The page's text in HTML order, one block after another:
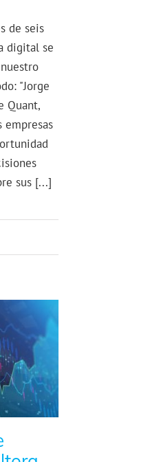
de seis
digital se
"Jorge
Quant,
empresas
sus [...]